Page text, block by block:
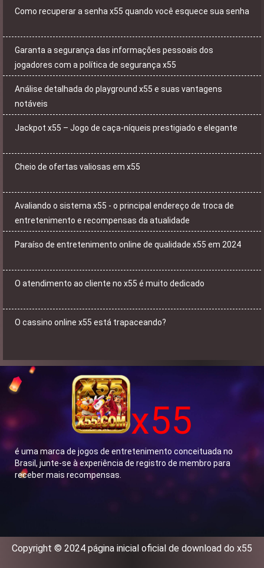
Como recuperar a senha x55 quando você esquece sua senha
Garanta a segurança das informações pessoais dos
jogadores com a política de segurança x55
Análise detalhada do playground x55 e suas vantagens
notáveis
Jackpot x55 – Jogo de caça-níqueis prestigiado e elegante
Cheio de ofertas valiosas em x55
Avaliando o sistema x55 - o principal endereço de troca de
entretenimento e recompensas da atualidade
Paraíso de entretenimento online de qualidade x55 em 2024
O atendimento ao cliente no x55 é muito dedicado
O cassino online x55 está trapaceando?
x55
é uma marca de jogos de entretenimento conceituada no
Brasil, junte-se à experiência de registro de membro para
receber mais recompensas.
Copyright © 2024 página inicial oficial de download do x55